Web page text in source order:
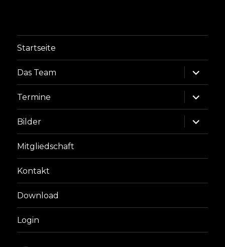
Startseite
Das Team
Termine
Bilder
Mitgliedschaft
Kontakt
Download
Login